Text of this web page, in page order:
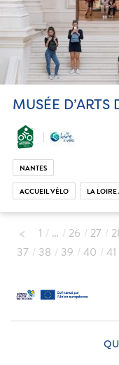
MUSÉE D’ARTS
NANTES
ACCUEIL VÉLO LA LOIRE
1 … 26 27
37
38 39 40 41